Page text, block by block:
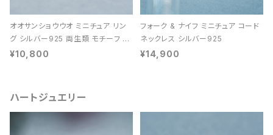
オオサンショウウオ ミニチュア リン
グ シルバー925 両生類 モチーフ レ
ディース ユニセックス
¥10,800
フォーク & ナイフ ミニチュア コード
ネックレス シルバー925
¥14,900
ハートジュエリー